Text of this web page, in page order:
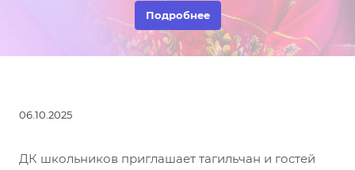
Подробнее
06.10.2025
ДК школьников приглашает тагильчан и гостей